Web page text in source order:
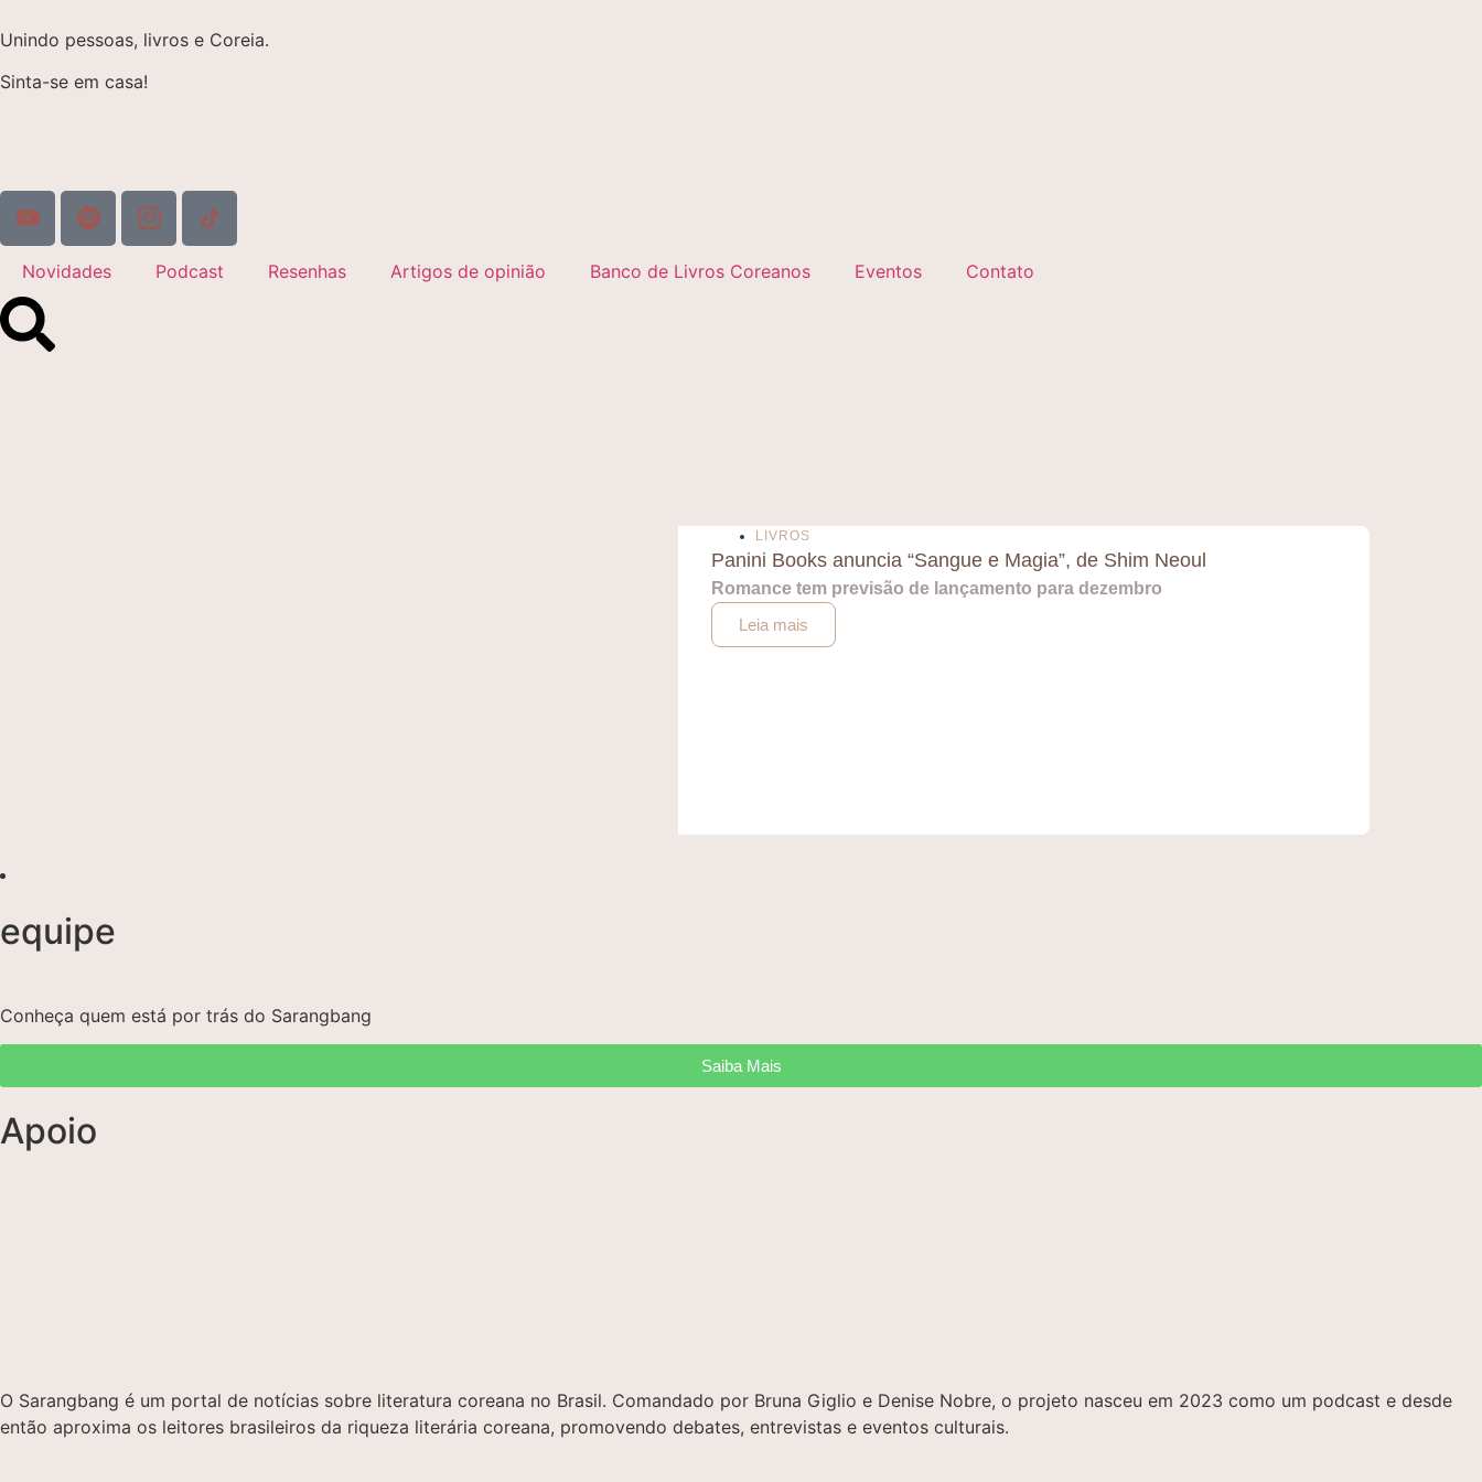
Unindo pessoas, livros e Coreia.
Sinta-se em casa!
Novidades Podcast Resenhas Artigos de opinião Banco de Livros Coreanos Eventos Contato
LIVROS
Panini Books anuncia “Sangue e Magia”, de Shim Neoul
Romance tem previsão de lançamento para dezembro
Leia mais
equipe
Conheça quem está por trás do Sarangbang
Saiba Mais
Apoio
O Sarangbang é um portal de notícias sobre literatura coreana no Brasil. Comandado por Bruna Giglio e Denise Nobre, o projeto nasceu em 2023 como um podcast e desde
então aproxima os leitores brasileiros da riqueza literária coreana, promovendo debates, entrevistas e eventos culturais.